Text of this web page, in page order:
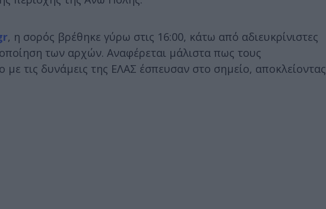
, η σορός βρέθηκε γύρω στις 16:00, κάτω από αδιευκρίνιστες
των αρχών. Αναφέρεται μάλιστα πως τους
τις δυνάμεις της ΕΛΑΣ έσπευσαν στο σημείο, αποκλείοντας